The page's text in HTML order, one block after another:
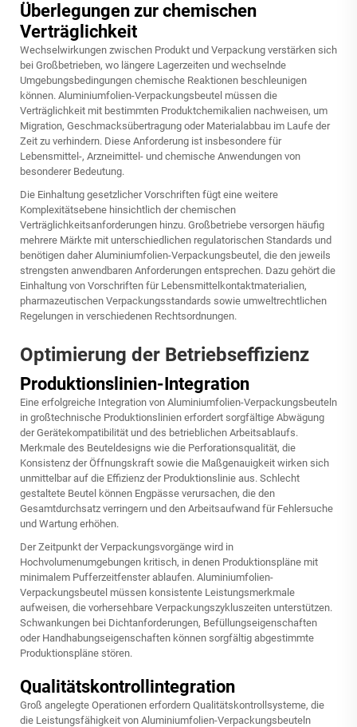
Überlegungen zur chemischen
Verträglichkeit
Wechselwirkungen zwischen Produkt und Verpackung verstärken sich
bei Großbetrieben, wo längere Lagerzeiten und wechselnde
Umgebungsbedingungen chemische Reaktionen beschleunigen
können. Aluminiumfolien-Verpackungsbeutel müssen die
Verträglichkeit mit bestimmten Produktchemikalien nachweisen, um
Migration, Geschmacksübertragung oder Materialabbau im Laufe der
Zeit zu verhindern. Diese Anforderung ist insbesondere für
Lebensmittel-, Arzneimittel- und chemische Anwendungen von
besonderer Bedeutung.
Die Einhaltung gesetzlicher Vorschriften fügt eine weitere
Komplexitätsebene hinsichtlich der chemischen
Verträglichkeitsanforderungen hinzu. Großbetriebe versorgen häufig
mehrere Märkte mit unterschiedlichen regulatorischen Standards und
benötigen daher Aluminiumfolien-Verpackungsbeutel, die den jeweils
strengsten anwendbaren Anforderungen entsprechen. Dazu gehört die
Einhaltung von Vorschriften für Lebensmittelkontaktmaterialien,
pharmazeutischen Verpackungsstandards sowie umweltrechtlichen
Regelungen in verschiedenen Rechtsordnungen.
Optimierung der Betriebseffizienz
Produktionslinien-Integration
Eine erfolgreiche Integration von Aluminiumfolien-Verpackungsbeuteln
in großtechnische Produktionslinien erfordert sorgfältige Abwägung
der Gerätekompatibilität und des betrieblichen Arbeitsablaufs.
Merkmale des Beuteldesigns wie die Perforationsqualität, die
Konsistenz der Öffnungskraft sowie die Maßgenauigkeit wirken sich
unmittelbar auf die Effizienz der Produktionslinie aus. Schlecht
gestaltete Beutel können Engpässe verursachen, die den
Gesamtdurchsatz verringern und den Arbeitsaufwand für Fehlersuche
und Wartung erhöhen.
Der Zeitpunkt der Verpackungsvorgänge wird in
Hochvolumenumgebungen kritisch, in denen Produktionspläne mit
minimalem Pufferzeitfenster ablaufen. Aluminiumfolien-
Verpackungsbeutel müssen konsistente Leistungsmerkmale
aufweisen, die vorhersehbare Verpackungszykluszeiten unterstützen.
Schwankungen bei Dichtanforderungen, Befüllungseigenschaften
oder Handhabungseigenschaften können sorgfältig abgestimmte
Produktionspläne stören.
Qualitätskontrollintegration
Groß angelegte Operationen erfordern Qualitätskontrollsysteme, die
die Leistungsfähigkeit von Aluminiumfolien-Verpackungsbeuteln